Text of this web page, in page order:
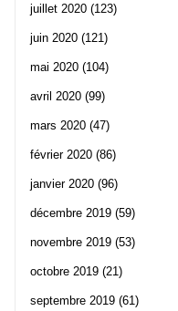
juillet 2020 (123)
juin 2020 (121)
mai 2020 (104)
avril 2020 (99)
mars 2020 (47)
février 2020 (86)
janvier 2020 (96)
décembre 2019 (59)
novembre 2019 (53)
octobre 2019 (21)
septembre 2019 (61)